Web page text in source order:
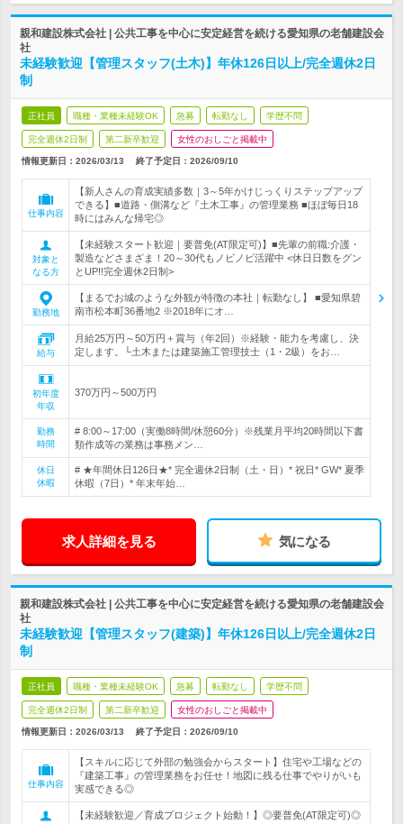
親和建設株式会社 | 公共工事を中心に安定経営を続ける愛知県の老舗建設会
社
未経験歓迎【管理スタッフ(土木)】年休126日以上/完全週休2日
制
正社員 職種・業種未経験OK 急募 転勤なし 学歴不問
完全週休2日制 第二新卒歓迎 女性のおしごと掲載中
情報更新日：2026/03/13 終了予定日： 2026/09/10
仕事内容
【新人さんの育成実績多数｜3～5年かけじっくりステップアップ
できる】■道路・側溝など『土木工事』の管理業務 ■ほぼ毎日18
時にはみんな帰宅◎
対象と
なる方
【未経験スタート歓迎｜要普免(AT限定可)】■先輩の前職:介護・
製造などさまざま！20～30代もノビノビ活躍中 <休日日数をグン
とUP!!完全週休2日制>
勤務地
【まるでお城のような外観が特徴の本社｜転勤なし】 ■愛知県碧
南市松本町36番地2 ※2018年にオ…
給与
月給25万円～50万円＋賞与（年2回）※経験・能力を考慮し、決
定します。└土木または建築施工管理技士（1・2級）をお…
初年度
年収
370万円～500万円
勤務
時間
# 8:00～17:00（実働8時間/休憩60分）※残業月平均20時間以下書
類作成等の業務は事務メン…
休日
休暇
# ★年間休日126日★* 完全週休2日制（土・日）* 祝日* GW* 夏季
休暇（7日）* 年末年始…
求人詳細を見る 気になる
親和建設株式会社 | 公共工事を中心に安定経営を続ける愛知県の老舗建設会
社
未経験歓迎【管理スタッフ(建築)】年休126日以上/完全週休2日
制
正社員 職種・業種未経験OK 急募 転勤なし 学歴不問
完全週休2日制 第二新卒歓迎 女性のおしごと掲載中
情報更新日：2026/03/13 終了予定日： 2026/09/10
仕事内容
【スキルに応じて外部の勉強会からスタート】住宅や工場などの
『建築工事』の管理業務をお任せ！地図に残る仕事でやりがいも
実感できる◎
【未経験歓迎／育成プロジェクト始動！】◎要普免(AT限定可)◎